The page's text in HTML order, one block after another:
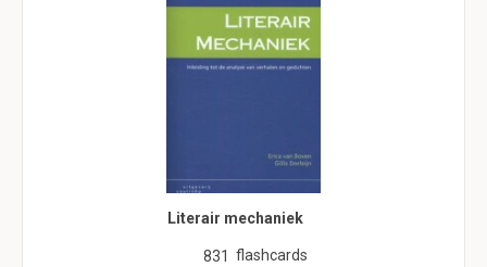
Literair mechaniek
831 flashcards